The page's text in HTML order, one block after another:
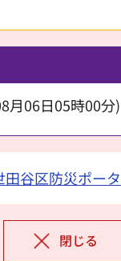
月06日05時00分)
田谷区防災ポー
閉じる